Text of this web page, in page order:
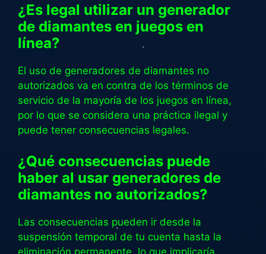
¿Es legal utilizar un generador
de diamantes en juegos en
línea?
El uso de generadores de diamantes no
autorizados va en contra de los términos de
servicio de la mayoría de los juegos en línea,
por lo que se considera una práctica ilegal y
puede tener consecuencias legales.
¿Qué consecuencias puede
haber al usar generadores de
diamantes no autorizados?
Las consecuencias pueden ir desde la
suspensión temporal de tu cuenta hasta la
eliminación permanente, lo que implicaría